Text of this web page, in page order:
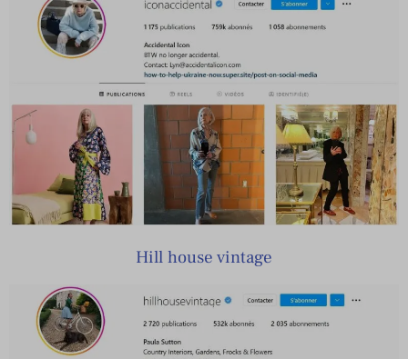
Hill house vintage